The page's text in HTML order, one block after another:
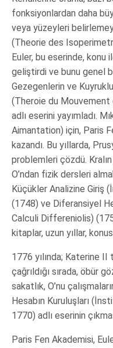
fonksiyonlardan daha
veya yüzeyleri
(Theorie des
Euler, bu eserinde,
geliştirdi ve bunu genel
Gezegenlerin ve
(Theroie du
adlı eserini yayımladı.
Aimantation) için, Paris
kazandı. Bu yıllarda,
problemleri çözdü.
O’ndan fizik dersleri
Küçükler Analizine Giriş
(1748) ve Diferansiyel
Calculi Differeniolis)
kitaplar, uzun yıllar,
1776 yılında; Katerine
çağrıldığı sırada, öbür
sakatlık, O’nu
Hesabın Kuruluşları
1770) adlı eserinin
Paris Fen Akademisi,